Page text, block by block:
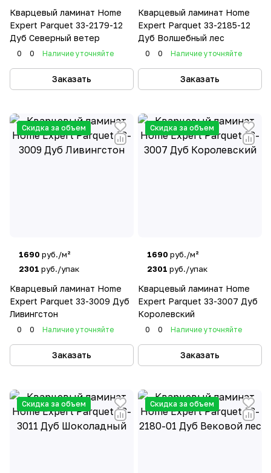
Кварцевый ламинат Home
Expert Parquet 33-2179-12
Дуб Северный ветер
0 0 Наличие уточняйте
Заказать
Кварцевый ламинат Home
Expert Parquet 33-2185-12
Дуб Волшебный лес
0 0 Наличие уточняйте
Заказать
Скидка за объем
1690 руб./м²
2301 руб./упак
Кварцевый ламинат Home
Expert Parquet 33-3009 Дуб
Ливингстон
0 0 Наличие уточняйте
Заказать
Скидка за объем
1690 руб./м²
2301 руб./упак
Кварцевый ламинат Home
Expert Parquet 33-3007 Дуб
Королевский
0 0 Наличие уточняйте
Заказать
Скидка за объем Скидка за объем